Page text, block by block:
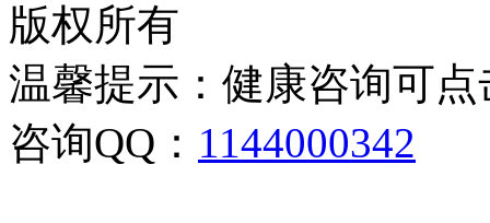
版权所有
温馨提示：健康咨询可
咨询QQ： 1144000342